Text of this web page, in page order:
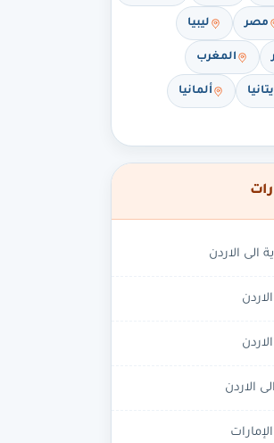
مصر ليبيا
المغرب
ألمانيا
الاردن
الاردن